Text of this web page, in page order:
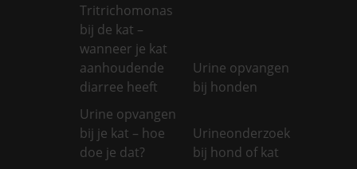
Tritrichomonas
bij de kat –
wanneer je kat
aanhoudende
diarree heeft
Urine opvangen
bij honden
Urine opvangen
bij je kat – hoe
doe je dat?
Urineonderzoek
bij hond of kat